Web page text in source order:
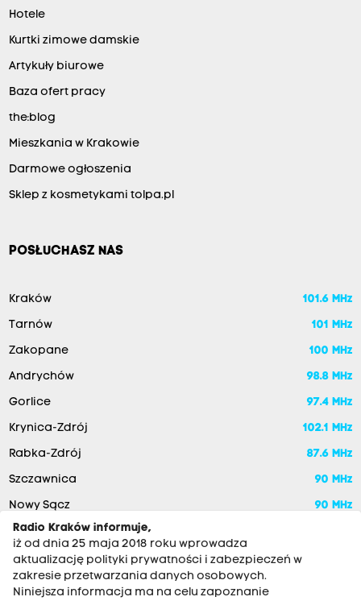
Hotele
Kurtki zimowe damskie
Artykuły biurowe
Baza ofert pracy
the:blog
Mieszkania w Krakowie
Darmowe ogłoszenia
Sklep z kosmetykami tolpa.pl
POSŁUCHASZ NAS
Kraków 101.6 MHz
Tarnów 101 MHz
Zakopane 100 MHz
Andrychów 98.8 MHz
Gorlice 97.4 MHz
Krynica-Zdrój 102.1 MHz
Rabka-Zdrój 87.6 MHz
Szczawnica 90 MHz
Nowy Sącz
90 MHz
Radio Kraków informuje,
iż od dnia 25 maja 2018 roku wprowadza
aktualizację polityki prywatności i zabezpieczeń w
zakresie przetwarzania danych osobowych.
Niniejsza informacja ma na celu zapoznanie